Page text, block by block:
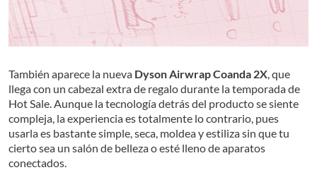
También aparece la nueva Dyson Airwrap Coanda 2X , que
llega con un cabezal extra de regalo durante la temporada de
Hot Sale. Aunque la tecnología detrás del producto se siente
compleja, la experiencia es totalmente lo contrario, pues
usarla es bastante simple, seca, moldea y estiliza sin que tu
cierto sea un salón de belleza o esté lleno de aparatos
conectados.